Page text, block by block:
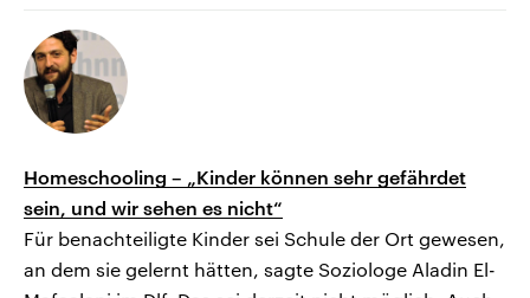
Homeschooling – „Kinder können sehr gefährdet
sein, und wir sehen es nicht“
Für benachteiligte Kinder sei Schule der Ort gewesen,
an dem sie gelernt hätten, sagte Soziologe Aladin El-